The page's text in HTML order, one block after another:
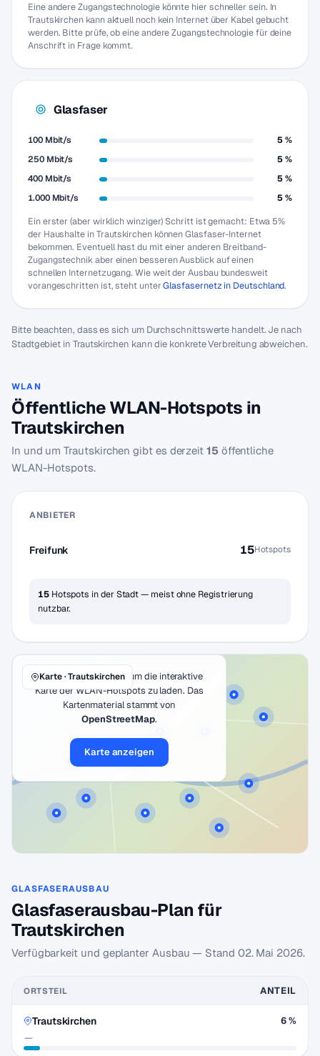
Eine andere Zugangstechnologie könnte hier schneller sein. In
Trautskirchen kann aktuell noch kein Internet über Kabel gebucht
werden. Bitte prüfe, ob eine andere Zugangstechnologie für deine
Anschrift in Frage kommt.
Glasfaser
100 Mbit/s
5 %
250 Mbit/s
5 %
400 Mbit/s
5 %
1.000 Mbit/s
5 %
Ein erster (aber wirklich winziger) Schritt ist gemacht: Etwa 5%
der Haushalte in Trautskirchen können Glasfaser-Internet
bekommen. Eventuell hast du mit einer anderen Breitband-
Zugangstechnik aber einen besseren Ausblick auf einen
schnellen Internetzugang. Wie weit der Ausbau bundesweit
vorangeschritten ist, steht unterGlasfasernetz in Deutschland.
Bitte beachten, dass es sich um Durchschnittswerte handelt. Je nach
Stadtgebiet in Trautskirchen kann die konkrete Verbreitung abweichen.
WLAN
Öffentliche WLAN-Hotspots in
Trautskirchen
In und um Trautskirchen gibt es derzeit 15öffentliche
WLAN-Hotspots.
ANBIETER
Freifunk 15Hotspots
15Hotspots in der Stadt — meist ohne Registrierung
nutzbar.
Klicke auf den Button, um die interaktive
Karte der WLAN-Hotspots zu laden. Das
Kartenmaterial stammt von
OpenStreetMap.
Karte anzeigen
Karte · Trautskirchen
GLASFASERAUSBAU
Glasfaserausbau-Plan für
Trautskirchen
Verfügbarkeit und geplanter Ausbau — Stand 02. Mai 2026.
ORTSTEIL ANTEIL
Trautskirchen
—
6 %